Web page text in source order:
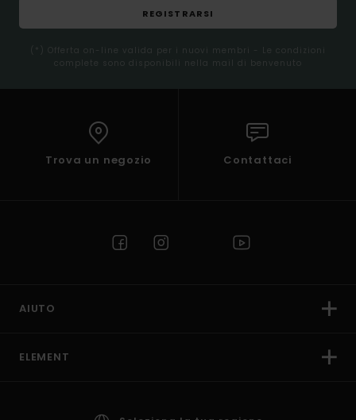
REGISTRARSI
(*) Offerta on-line valida per i nuovi membri - Le condizioni
complete sono disponibili nella mail di benvenuto
Trova un negozio Contattaci
AIUTO
ELEMENT